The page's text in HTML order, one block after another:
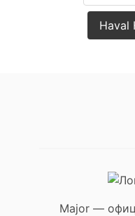
Haval
Major —